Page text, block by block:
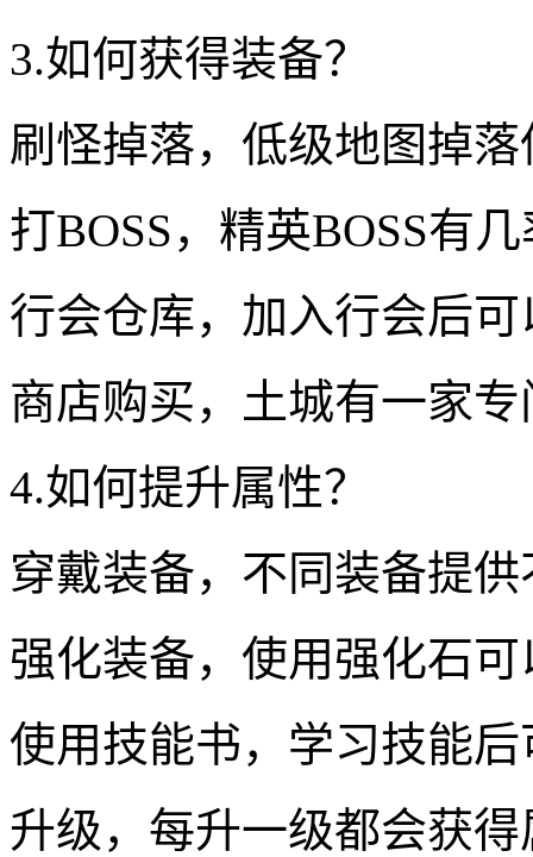
3.如何获得装备？
刷怪掉落，低级地图掉
打BOSS，精英BOSS有
行会仓库，加入行会后
商店购买，土城有一家
4.如何提升属性？
穿戴装备，不同装备提
强化装备，使用强化石
使用技能书，学习技能
升级，每升一级都会获